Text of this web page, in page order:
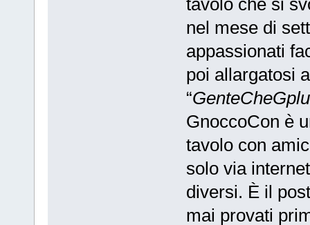
tavolo che si
nel mese di
appassionati
poi allargatosi
“
GnoccoCon è
tavolo con
solo via
diversi. È il
mai provati